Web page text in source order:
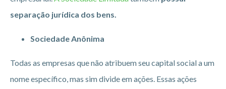
separação jurídica dos bens.
Sociedade Anônima
Todas as empresas que não atribuem seu capital social a um
nome específico, mas sim divide em ações. Essas ações